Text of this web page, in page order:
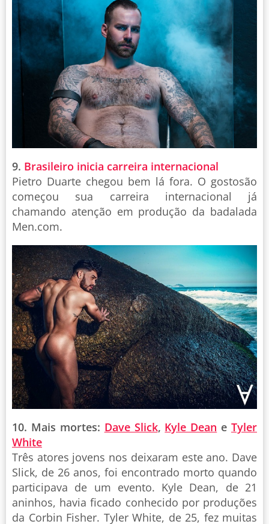
9. Brasileiro inicia carreira internacional
Pietro Duarte chegou bem lá fora. O gostosão
começou sua carreira internacional já
chamando atenção em produção da badalada
Men.com.
10. Mais mortes: Dave Slick, Kyle Dean e Tyler
White
Três atores jovens nos deixaram este ano. Dave
Slick, de 26 anos, foi encontrado morto quando
participava de um evento. Kyle Dean, de 21
aninhos, havia ficado conhecido por produções
da Corbin Fisher. Tyler White, de 25, fez muitas